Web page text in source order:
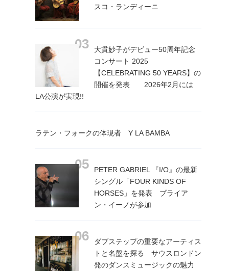
スコ・ランディーニ
大貫妙子がデビュー50周年記念
コンサート 2025
【CELEBRATING 50 YEARS】の
開催を発表 2026年2月には
LA公演が実現!!
ラテン・フォークの体現者 Y LA BAMBA
PETER GABRIEL 『I/O』の最新
シングル「FOUR KINDS OF
HORSES」を発表 ブライア
ン・イーノが参加
ダブステップの重要なアーティス
トと名盤を探る サウスロンドン
発のダンスミュージックの魅力